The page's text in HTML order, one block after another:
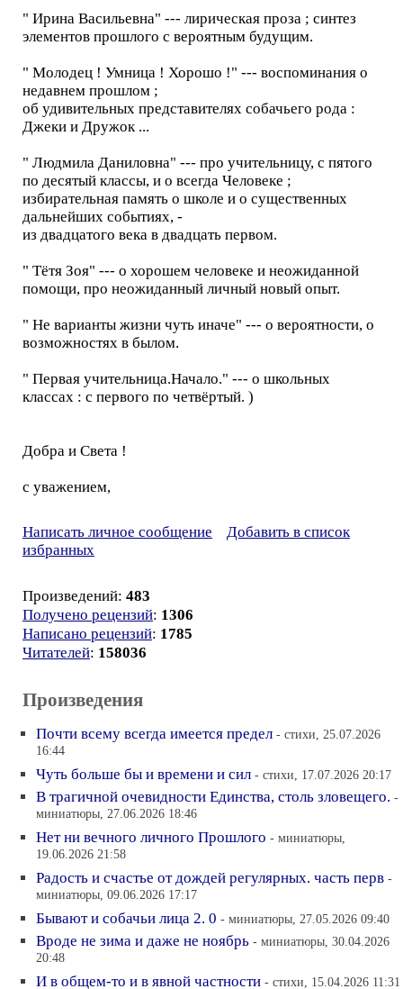
" Ирина Васильевна" --- лирическая проза ; синтез
элементов прошлого с вероятным будущим.
" Молодец ! Умница ! Хорошо !" --- воспоминания о
недавнем прошлом ;
об удивительных представителях собачьего рода :
Джеки и Дружок ...
" Людмила Даниловна" --- про учительницу, с пятого
по десятый классы, и о всегда Человеке ;
избирательная память о школе и о существенных
дальнейших событиях, -
из двадцатого века в двадцать первом.
" Тётя Зоя" --- о хорошем человеке и неожиданной
помощи, про неожиданный личный новый опыт.
" Не варианты жизни чуть иначе" --- о вероятности, о
возможностях в былом.
" Первая учительница.Начало." --- о школьных
классах : с первого по четвёртый. )
Добра и Света !
с уважением,
Написать личное сообщение
Добавить в список
избранных
Произведений: 483
Получено рецензий: 1306
Написано рецензий: 1785
Читателей: 158036
Произведения
Почти всему всегда имеется предел - стихи, 25.07.2026
16:44
Чуть больше бы и времени и сил - стихи, 17.07.2026 20:17
В трагичной очевидности Единства, столь зловещего. -
миниатюры, 27.06.2026 18:46
Нет ни вечного личного Прошлого - миниатюры,
19.06.2026 21:58
Радость и счастье от дождей регулярных. часть перв -
миниатюры, 09.06.2026 17:17
Бывают и собачьи лица 2. 0 - миниатюры, 27.05.2026 09:40
Вроде не зима и даже не ноябрь - миниатюры, 30.04.2026
20:48
И в общем-то и в явной частности - стихи, 15.04.2026 11:31